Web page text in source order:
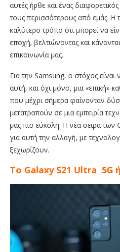
αυτές ήρθε και ένας
τους περισσότερους από εμάς. Η
καλύτερο τρόπο ότι μπορεί να
εποχή, βελτιώνοντας και
επικοινωνία μας.
Για την Samsung, ο στόχος είναι
αυτή, και όχι μόνο, μια «επική»
που μέχρι σήμερα φαίνονταν
μετατραπούν σε μια εμπειρία
μας πιο εύκολη. Η νέα σειρά των
για αυτή την αλλαγή, με
ξεχωρίζουν.
Το Galaxy S21 Ultra 5G